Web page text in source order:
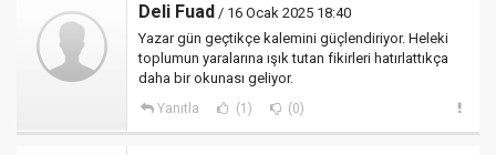
Deli Fuad / 16 Ocak 2025 18:40
Yazar gün geçtikçe kalemini güçlendiriyor. Heleki
toplumun yaralarına ışık tutan fikirleri hatırlattıkça
daha bir okunası geliyor.
Yanıtla (1) (0)